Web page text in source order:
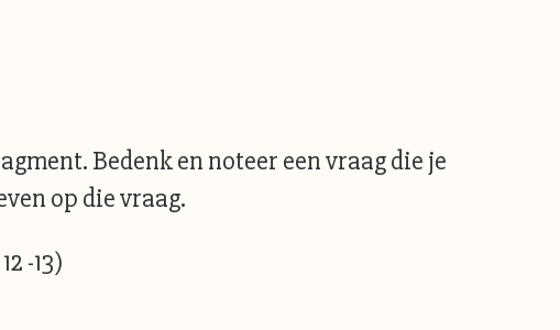
Bedenk en noteer een vraag die je
op die vraag.
-13)